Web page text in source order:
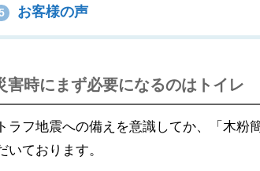
お客様の声
害時にまず必要になるのはトイレ
ラフ地震への備えを意識してか、「木粉
いております。